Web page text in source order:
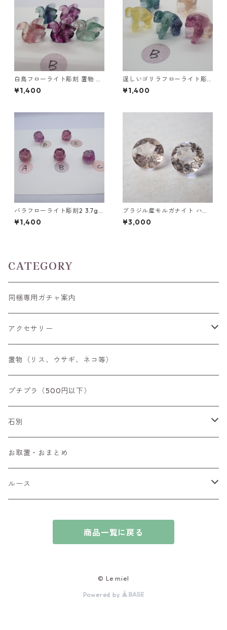
白鳥フローライト彫刻 置物 4
g前後 高さ15mm前後
¥1,400
逞しいゴリラフローライト彫
刻 置物 3.5g前後 高さ15mm前
後
¥1,400
バラフローライト彫刻2 3.7g
前後 高さ13mm前後
¥1,400
ブラジル産モルガナイト ハー
トカット(5mm)/ラウンドカッ
トルース(6mm)
¥3,000
CATEGORY
同梱専用ガチャ案内
アクセサリー
空枠
リング
ペンダントトップ
ブローチ
チャーム
ブレスレット
置物（リス、ウサギ、ネコ等）
プチプラ（500円以下）
石別
アイオライト
アウイナイト
アクアマリン
お取置・おまとめ
ルース
カボションカット
商品一覧に戻る
© Le miel
Powered by